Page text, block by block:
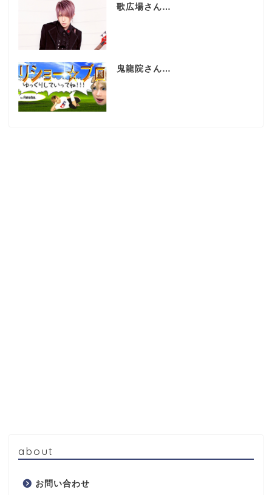
歌広場さん…
鬼龍院さん…
about
お問い合わせ